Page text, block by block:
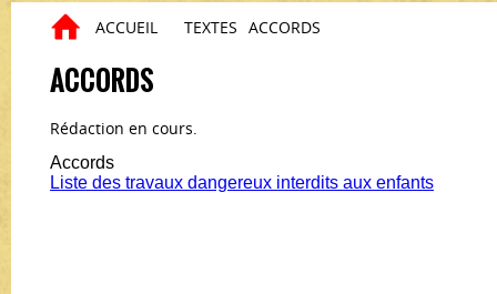
Vous êtes ici
ACCUEIL TEXTES ACCORDS
ACCORDS
Rédaction en cours.
Accords
Liste des travaux dangereux interdits aux enfants